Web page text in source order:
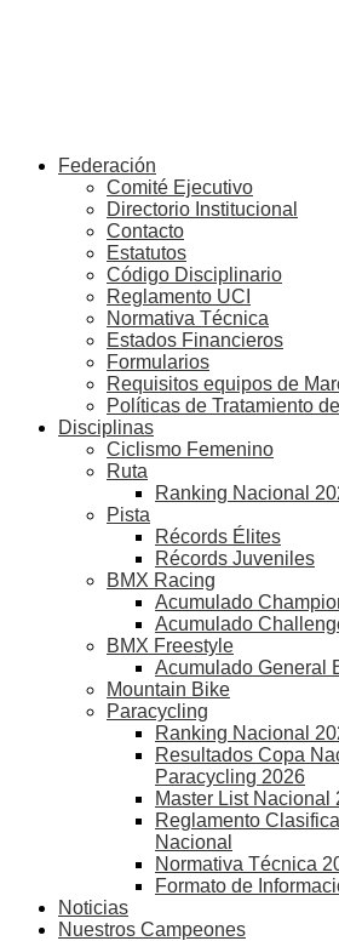
Federación
Comité Ejecutivo
Directorio Institucional
Contacto
Estatutos
Código Disciplinario
Reglamento UCI
Normativa Técnica
Estados Financieros
Formularios
Requisitos equipos de
Políticas de Tratamiento
Disciplinas
Ciclismo Femenino
Ruta
Ranking Nacional
Pista
Récords Élites
Récords Juveniles
BMX Racing
Acumulado
Acumulado
BMX Freestyle
Acumulado General
Mountain Bike
Paracycling
Ranking Nacional
Resultados Copa
Paracycling 2026
Master List Nacional
Reglamento
Nacional
Normativa Técnica
Formato de
Noticias
Nuestros Campeones